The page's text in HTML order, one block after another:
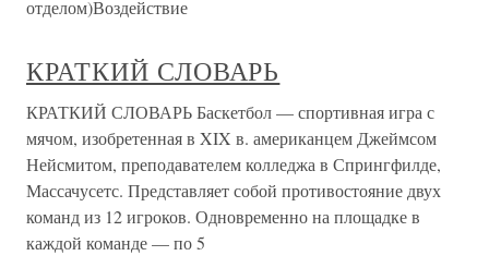
отделом)Воздействие
КРАТКИЙ СЛОВАРЬ
КРАТКИЙ СЛОВАРЬ Баскетбол — спортивная игра с
мячом, изобретенная в XIX в. американцем Джеймсом
Нейсмитом, преподавателем колледжа в Спрингфилде,
Массачусетс. Представляет собой противостояние двух
команд из 12 игроков. Одновременно на площадке в
каждой команде — по 5